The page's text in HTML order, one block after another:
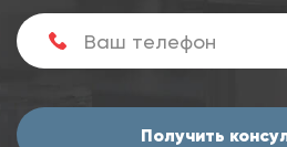
Получить